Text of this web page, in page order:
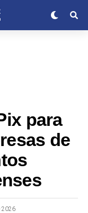
para
de
2026